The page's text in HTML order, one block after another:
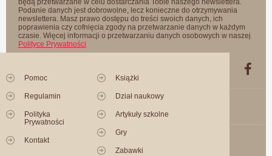
Podanie danych jest dobrowolne, lecz konieczne do otrzymywania
newslettera. Masz prawo dostępu do treści swoich danych, ich
poprawienia czy cofnięcia zgody na przetwarzanie danych w każdym
czasie. Więcej informacji o przetwarzaniu danych osobowych w naszej
Polityce Prywatności
Pomoc
Regulamin
Polityka
Prywatności
Kontakt
Książki
Dział naukowy
Artykuły szkolne
Gry
Zabawki